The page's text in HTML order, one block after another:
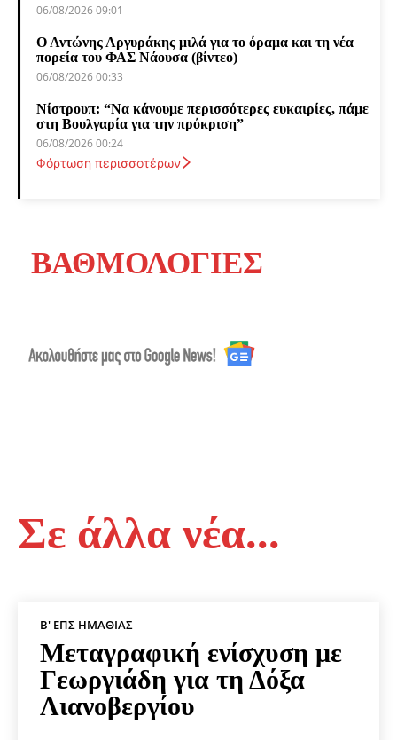
06/08/2026 09:01
Ο Αντώνης Αργυράκης μιλά για το όραμα και τη νέα
πορεία του ΦΑΣ Νάουσα (βίντεο)
06/08/2026 00:33
Νίστρουπ: “Να κάνουμε περισσότερες ευκαιρίες, πάμε
στη Βουλγαρία για την πρόκριση”
06/08/2026 00:24
Φόρτωση περισσοτέρων
ΒΑΘΜΟΛΟΓΙΕΣ
Σε άλλα νέα...
Β' ΕΠΣ ΗΜΑΘΊΑΣ
Μεταγραφική ενίσχυση με
Γεωργιάδη για τη Δόξα
Λιανοβεργίου